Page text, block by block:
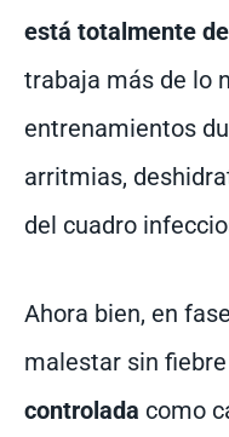
está totalmente
trabaja más de lo
entrenamientos
arritmias,
del cuadro
Ahora bien, en
malestar sin
controlada como